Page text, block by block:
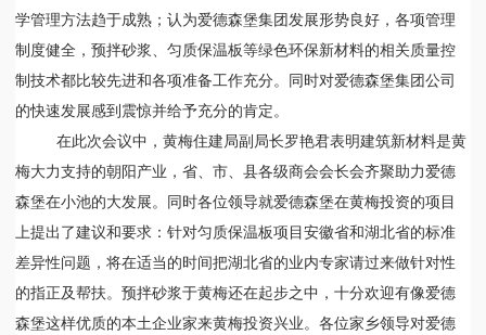
学管理方法趋于成熟；认为爱德森堡集团发展形势良好，各项管理
制度健全，预拌砂浆、匀质保温板等绿色环保新材料的相关质量控
制技术都比较先进和各项准备工作充分。同时对爱德森堡集团公司
的快速发展感到震惊并给予充分的肯定。
在此次会议中，黄梅住建局副局长罗艳君表明建筑新材料是黄
梅大力支持的朝阳产业，省、市、县各级商会会长会齐聚助力爱德
森堡在小池的大发展。同时各位领导就爱德森堡在黄梅投资的项目
上提出了建议和要求：针对匀质保温板项目安徽省和湖北省的标准
差异性问题，将在适当的时间把湖北省的业内专家请过来做针对性
的指正及帮扶。预拌砂浆于黄梅还在起步之中，十分欢迎有像爱德
森堡这样优质的本土企业家来黄梅投资兴业。各位家乡领导对爱德